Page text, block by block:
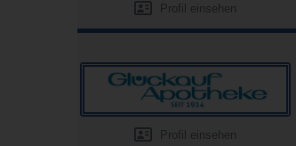
Profil einsehen
Profil einsehen